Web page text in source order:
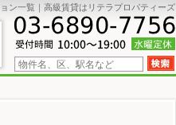
ン一覧｜高級賃貸はリテラプロパティーズ